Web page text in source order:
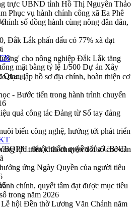
trực UBND tỉnh Hồ Thị Nguyên Thảo
Phục vụ hành chính công xã Ea Phê
số đồng hành cùng nông dân dân,
Đắk Lắk phấn đấu có 77% xã đạt
cho nông nghiệp Đắk Lắk tăng
đạc, lập hồ sơ địa chính, hoàn thiện cơ
- Bước tiến trong hành trình chuyển
quả công tác Đảng từ Sổ tay đảng
biển công nghệ, hướng tới phát triển
lực triển khai chuyển đổi số cho cán
ứng Ngày Quyền của người tiêu
chính, quyết tâm đạt được mục tiêu
trong năm 2026
hội Đền thờ Lương Văn Chánh năm
mặt bằng tỷ lệ 1/500 Dự án Xây
Quang
thuộc thẩm quyền của UBND